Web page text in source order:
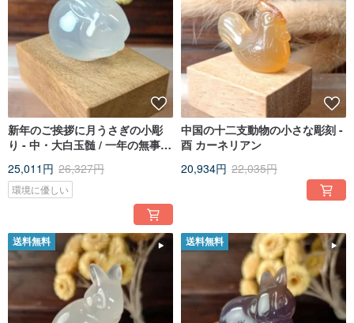
新年のご挨拶に月うさぎの小彫
り - 中・大白玉髄 / 一年の無事を
25,011円 26,327円
環境に優しい
中国の十二支動物の小さな彫刻 -
酉 カーネリアン
20,934円 22,035円
送料無料 送料無料